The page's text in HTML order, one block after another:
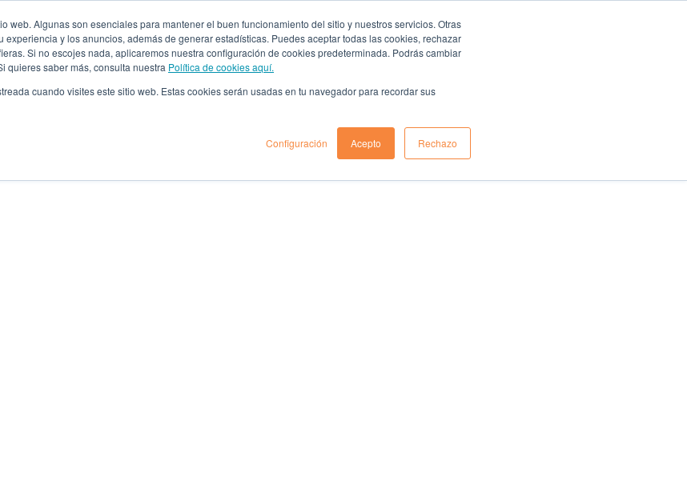
web. Algunas son esenciales para mantener el buen funcionamiento del sitio y nuestros servicios. Otras
y los anuncios, además de generar estadísticas. Puedes aceptar todas las cookies, rechazar
Si no escojes nada, aplicaremos nuestra configuración de cookies predeterminada. Podrás cambiar
quieres saber más, consulta nuestra Política de cookies aquí.
cuando visites este sitio web. Estas cookies serán usadas en tu navegador para recordar sus
Configuración Acepto Rechazo